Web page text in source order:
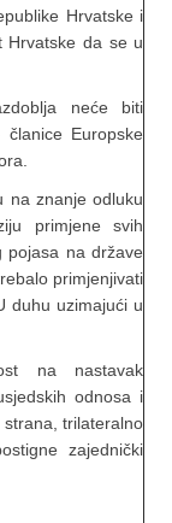
Hrvatske i
Hrvatske da se u
neće biti
Europske
na znanje odluku
primjene svih
pojasa na države
primjenjivati
duhu uzimajući u
na nastavak
odnosa i
trilateralno
zajednički